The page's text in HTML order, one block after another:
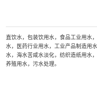
直饮水，包装饮用水，食品工业用水
水，医药行业用水，工业产品制造用
水，海水苦咸水淡化，纺织造纸用水
养殖用水，污水处理。